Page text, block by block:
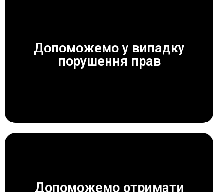
Допоможемо у випадку
порушення прав
ЗАВЖДИ ДОПОМОЖЕМО!
Допоможемо отримати